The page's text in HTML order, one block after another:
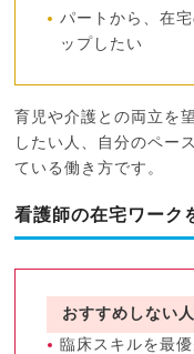
パートから、在
ップしたい
育児や介護との両立を
したい人、自分のペー
ている働き方です。
看護師の在宅ワーク
おすすめしない人
臨床スキルを最